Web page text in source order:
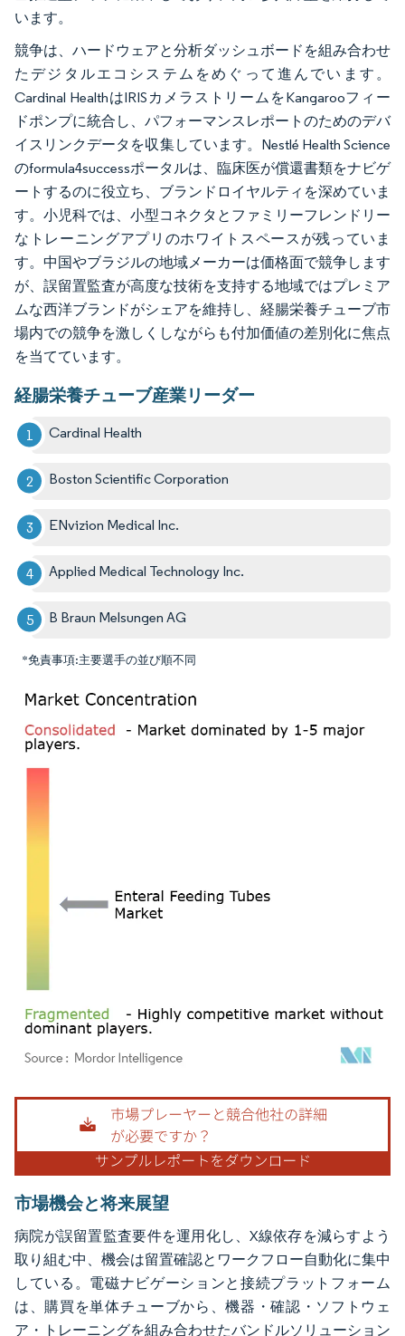
います。
競争は、ハードウェアと分析ダッシュボードを組み合わせ
たデジタルエコシステムをめぐって進んでいます。
Cardinal HealthはIRISカメラストリームをKangarooフィー
ドポンプに統合し、パフォーマンスレポートのためのデバ
イスリンクデータを収集しています。Nestlé Health Science
のformula4successポータルは、臨床医が償還書類をナビゲ
ートするのに役立ち、ブランドロイヤルティを深めていま
す。小児科では、小型コネクタとファミリーフレンドリー
なトレーニングアプリのホワイトスペースが残っていま
す。中国やブラジルの地域メーカーは価格面で競争します
が、誤留置監査が高度な技術を支持する地域ではプレミア
ムな西洋ブランドがシェアを維持し、経腸栄養チューブ市
場内での競争を激しくしながらも付加価値の差別化に焦点
を当てています。
経腸栄養チューブ産業リーダー
Cardinal Health
Boston Scientific Corporation
ENvizion Medical Inc.
Applied Medical Technology Inc.
B Braun Melsungen AG
*免責事項:主要選手の並び順不同
画像 © Mordor Intelligence。再利用にはCC BY 4.0の表示が必要です。
市場機会と将来展望
病院が誤留置監査要件を運用化し、X線依存を減らすよう
取り組む中、機会は留置確認とワークフロー自動化に集中
している。電磁ナビゲーションと接続プラットフォーム
は、購買を単体チューブから、機器・確認・ソフトウェ
ア・トレーニングを組み合わせたバンドルソリューション